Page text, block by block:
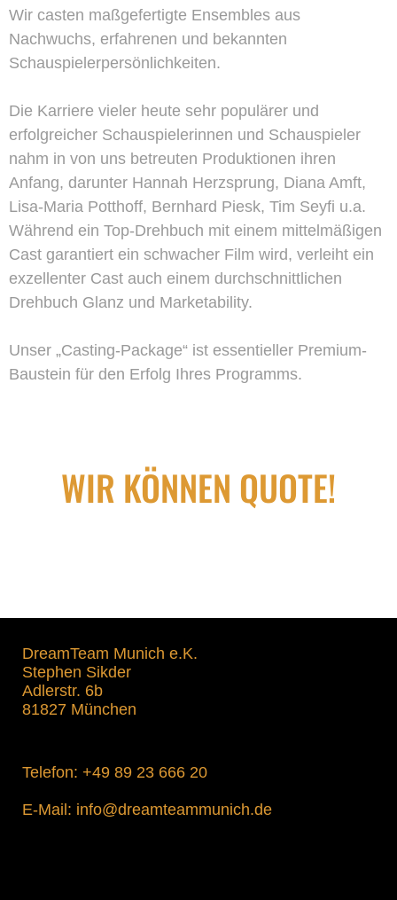
Wir casten maßgefertigte Ensembles aus
Nachwuchs, erfahrenen und bekannten
Schauspielerpersönlichkeiten.
Die Karriere vieler heute sehr populärer und
erfolgreicher Schauspielerinnen und Schauspieler
nahm in von uns betreuten Produktionen ihren
Anfang, darunter Hannah Herzsprung, Diana Amft,
Lisa-Maria Potthoff, Bernhard Piesk, Tim Seyfi u.a.
Während ein Top-Drehbuch mit einem mittelmäßigen
Cast garantiert ein schwacher Film wird, verleiht ein
exzellenter Cast auch einem durchschnittlichen
Drehbuch Glanz und Marketability.
Unser „Casting-Package“ ist essentieller Premium-
Baustein für den Erfolg Ihres Programms.
WIR KÖNNEN QUOTE!
DreamTeam Munich e.K.
Stephen Sikder
Adlerstr. 6b
81827 München
Telefon: +49 89 23 666 20
E-Mail: info@dreamteammunich.de